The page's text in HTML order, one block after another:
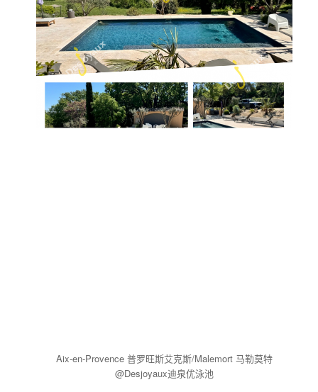
Aix-en-Provence 普罗旺斯艾克斯/Malemort 马勒莫特
@Desjoyaux迪泉优泳池